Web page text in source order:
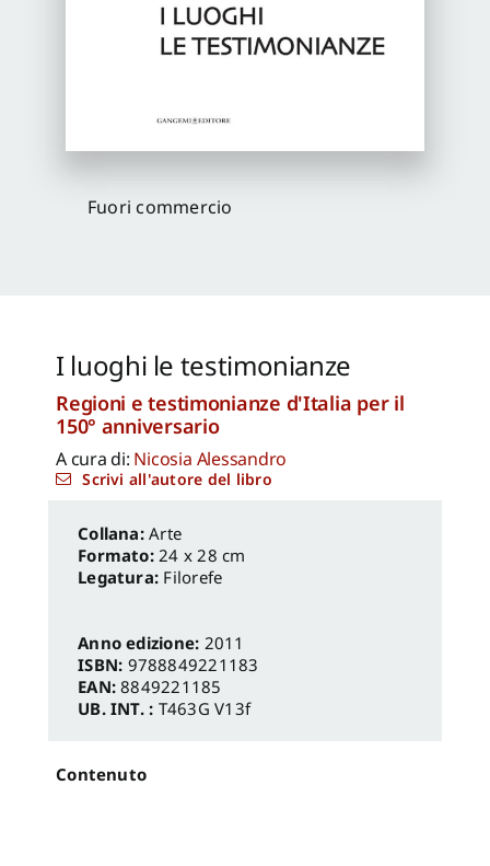
Proposte di pubblicazione
Gangemi Editore
NewsletterFuori commercio
I luoghi le testimonianze
Regioni e testimonianze d'Italia per il
150° anniversario
A cura di: Nicosia Alessandro
Scrivi all'autore del libro
Arte
Formato: 24 x 28 cm
Legatura: Filorefe
Anno edizione: 2011
ISBN: 9788849221183
EAN:8849221185
UB. INT. : T463G V13f
Contenuto